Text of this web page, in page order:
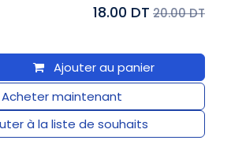
Ajouter au panier
Acheter maintenant
à la liste de souhaits
18.00 DT 20.00 DT